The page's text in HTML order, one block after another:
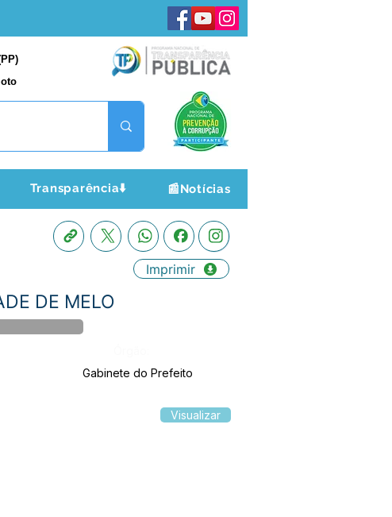
Transparência⬇️ 📰Notícias
Imprimir
DE MELO
Gabinete do Prefeito
Visualizar